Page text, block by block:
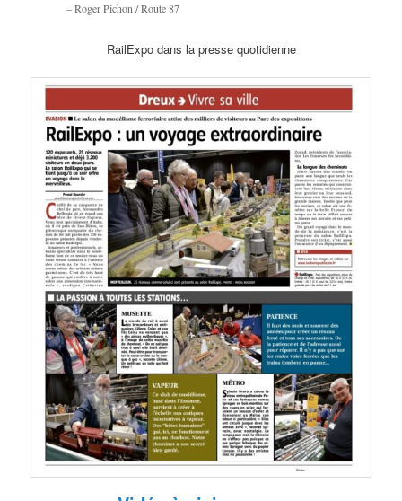
– Roger Pichon / Route 87
RailExpo dans la presse quotidienne